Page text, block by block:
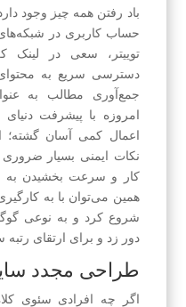
باد رفتن همه چیز وجود
حساب کاربری در
توییتر، سعی در لینک
دسترسی سریع به
جمع‌آوری مطالب به
امروزه با پیشرفت
اعمال کمی آسان گشته؛
نکات ایمنی بسیار
کار و سرعت بخشیدن به
همین می‌توان با به
شروع کرد و به نوعی
دور زد و برای ارتقای
طراحی مجدد
اگر چه افرادی سئو‌ی